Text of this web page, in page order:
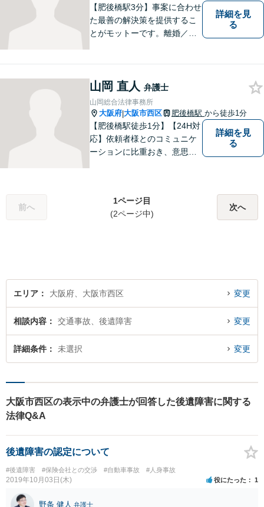
していきます。
【肥後橋駅3分】事案に合わせ
た最善の解決策を提供するこ
とがモットーです。離婚／交
で、皆様の抱えるお困りごと
を解決へとスピーディに導き
ます。
詳細を見
る
山岡 直人 弁護士
山岡総合法律事務所
大阪府|大阪市西区 肥後橋駅 から徒歩1分
【肥後橋駅徒歩1分】【24H対
応】依頼者様とのコミュニケ
ーションに比重おき、意思疎
事案にも対応いたします。
【初回無料相談】
詳細を見
る
前へ
1ページ目
(2ページ中)
次へ
エリア 大阪府、大阪市西区 変更
相談内容 交通事故、後遺障害 変更
詳細条件 未選択 変更
大阪市西区の表示中の弁護士が回答した後遺障害に関する
法律Q&A
後遺障害の認定について
#後遺障害 #保険会社との交渉 #自動車事故 #人身事故
2019年10月03日(木) 役にたった 1
野条 健人 弁護士